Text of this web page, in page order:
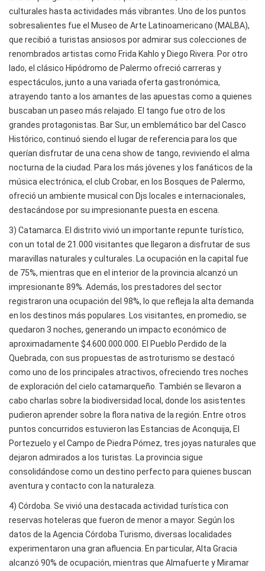
culturales hasta actividades más vibrantes. Uno de los puntos
sobresalientes fue el Museo de Arte Latinoamericano (MALBA),
que recibió a turistas ansiosos por admirar sus colecciones de
renombrados artistas como Frida Kahlo y Diego Rivera. Por otro
lado, el clásico Hipódromo de Palermo ofreció carreras y
espectáculos, junto a una variada oferta gastronómica,
atrayendo tanto a los amantes de las apuestas como a quienes
buscaban un paseo más relajado. El tango fue otro de los
grandes protagonistas. Bar Sur, un emblemático bar del Casco
Histórico, continuó siendo el lugar de referencia para los que
querían disfrutar de una cena show de tango, reviviendo el alma
nocturna de la ciudad. Para los más jóvenes y los fanáticos de la
música electrónica, el club Crobar, en los Bosques de Palermo,
ofreció un ambiente musical con Djs locales e internacionales,
destacándose por su impresionante puesta en escena.
3) Catamarca. El distrito vivió un importante repunte turístico,
con un total de 21.000 visitantes que llegaron a disfrutar de sus
maravillas naturales y culturales. La ocupación en la capital fue
de 75%, mientras que en el interior de la provincia alcanzó un
impresionante 89%. Además, los prestadores del sector
registraron una ocupación del 98%, lo que refleja la alta demanda
en los destinos más populares. Los visitantes, en promedio, se
quedaron 3 noches, generando un impacto económico de
aproximadamente $4.600.000.000. El Pueblo Perdido de la
Quebrada, con sus propuestas de astroturismo se destacó
como uno de los principales atractivos, ofreciendo tres noches
de exploración del cielo catamarqueño. También se llevaron a
cabo charlas sobre la biodiversidad local, donde los asistentes
pudieron aprender sobre la flora nativa de la región. Entre otros
puntos concurridos estuvieron las Estancias de Aconquija, El
Portezuelo y el Campo de Piedra Pómez, tres joyas naturales que
dejaron admirados a los turistas. La provincia sigue
consolidándose como un destino perfecto para quienes buscan
aventura y contacto con la naturaleza.
4) Córdoba. Se vivió una destacada actividad turística con
reservas hoteleras que fueron de menor a mayor. Según los
datos de la Agencia Córdoba Turismo, diversas localidades
experimentaron una gran afluencia. En particular, Alta Gracia
alcanzó 90% de ocupación, mientras que Almafuerte y Miramar